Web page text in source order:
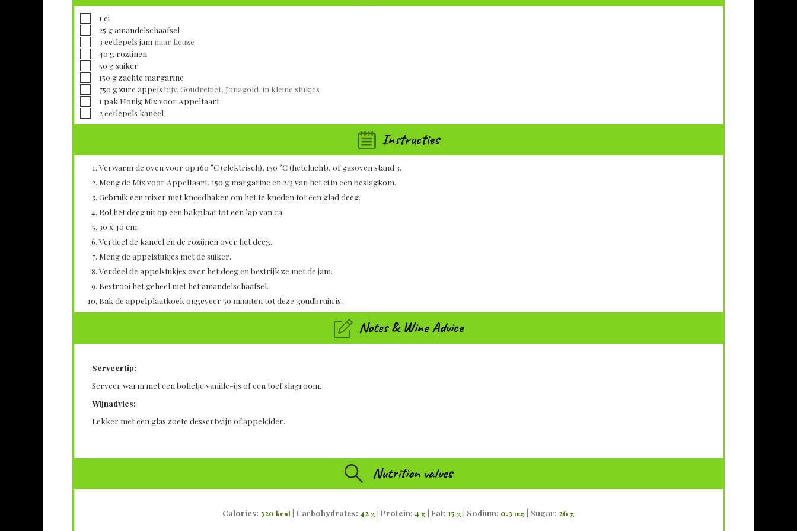
▢1 ei
▢
25 gamandelschaafsel
▢
3 eetlepels jam naar keuze
▢
40 g rozijnen
▢
50 gsuiker
▢
150 gzachte margarine
▢
750 gzure appels bijv. Goudreinet, Jonagold, in kleine stukjes
▢1 pak Honig Mix voor Appeltaart
▢
2eetlepels kaneel
Instructies
Verwarm de oven voor op 160 °C (elektrisch), 150 °C (hetelucht), of gasoven stand 3.
Meng de Mix voor Appeltaart, 150 g margarine en 2/3 van het ei in een beslagkom.
Gebruik een mixer met kneedhaken om het te kneden tot een glad deeg.
Rol het deeg uit op een bakplaat tot een lap van ca.
30 x 40 cm.
Verdeel de kaneel en de rozijnen over het deeg.
Meng de appelstukjes met de suiker.
Verdeel de appelstukjes over het deeg en bestrijk ze met de jam.
Bestrooi het geheel met het amandelschaafsel.
Bak de appelplaatkoek ongeveer 50 minuten tot deze goudbruin is.
Notes & Wine Advice
Serveertip:
Serveer warm met een bolletje vanille-ijs of een toef slagroom.
Wijnadvies:
Lekker met een glas zoete dessertwijn of appelcider.
Nutrition values
Calories: 320 kcal | Carbohydrates: 42 g | Protein: 4 g | Fat: 15 g | Sodium: 0.3 mg | Sugar: 26 g